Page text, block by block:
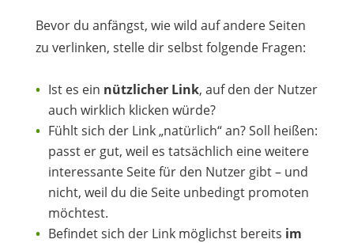
Bevor du anfängst, wie wild auf andere Seiten
zu verlinken, stelle dir selbst folgende Fragen:
Ist es ein nützlicher Link, auf den der Nutzer
auch wirklich klicken würde?
Fühlt sich der Link „natürlich“ an? Soll heißen:
passt er gut, weil es tatsächlich eine weitere
interessante Seite für den Nutzer gibt – und
nicht, weil du die Seite unbedingt promoten
möchtest.
Befindet sich der Link möglichst bereits im